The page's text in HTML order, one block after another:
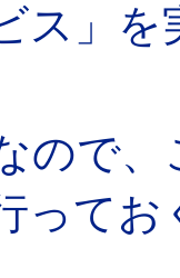
ス」を
ので
って